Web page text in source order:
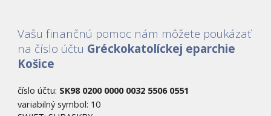
Vašu finančnú pomoc nám môžete poukázať
na číslo účtu Gréckokatolíckej eparchie
Košice
číslo účtu: SK98 0200 0000 0032 5506 0551
variabilný symbol: 10